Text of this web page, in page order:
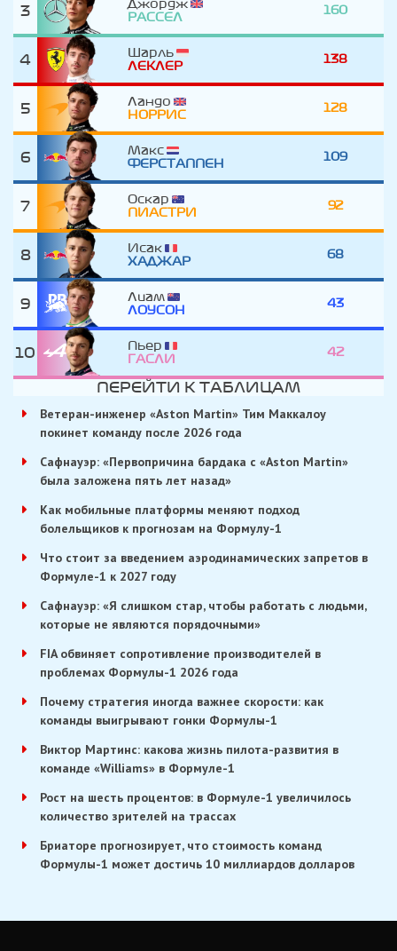
3
Джордж
РАССЕЛ
160
4
Шарль
ЛЕКЛЕР
138
5
Ландо
НОРРИС
128
6
Макс
ФЕРСТАППЕН
109
7
Оскар
ПИАСТРИ
92
8
Исак
ХАДЖАР
68
9
Лиам
ЛОУСОН
43
10
Пьер
ГАСЛИ
42
ПЕРЕЙТИ К ТАБЛИЦАМ
Ветеран-инженер «Aston Martin» Тим Маккалоу
покинет команду после 2026 года
Сафнауэр: «Первопричина бардака с «Aston Martin»
была заложена пять лет назад»
Как мобильные платформы меняют подход
болельщиков к прогнозам на Формулу-1
Что стоит за введением аэродинамических запретов в
Формуле-1 к 2027 году
Сафнауэр: «Я слишком стар, чтобы работать с людьми,
которые не являются порядочными»
FIA обвиняет сопротивление производителей в
проблемах Формулы-1 2026 года
Почему стратегия иногда важнее скорости: как
команды выигрывают гонки Формулы-1
Виктор Мартинс: какова жизнь пилота-развития в
команде «Williams» в Формуле-1
Рост на шесть процентов: в Формуле-1 увеличилось
количество зрителей на трассах
Бриаторе прогнозирует, что стоимость команд
Формулы-1 может достичь 10 миллиардов долларов